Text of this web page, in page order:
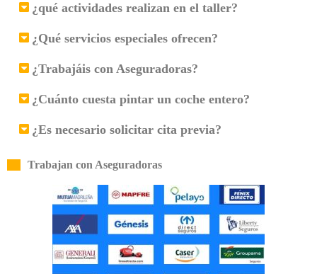
¿qué actividades realizan en el taller?
¿Qué servicios especiales ofrecen?
¿Trabajáis con Aseguradoras?
¿Cuánto cuesta pintar un coche entero?
¿Es necesario solicitar cita previa?
Trabajan con Aseguradoras